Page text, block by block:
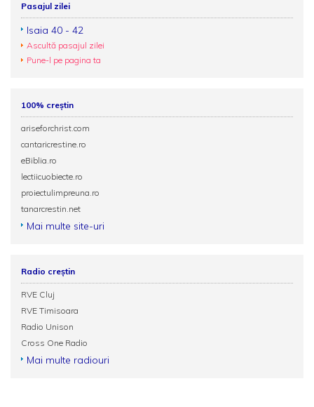
Pasajul zilei
Isaia 40 - 42
Ascultă pasajul zilei
Pune-l pe pagina ta
100% creștin
ariseforchrist.com
cantaricrestine.ro
eBiblia.ro
lectiicuobiecte.ro
proiectulimpreuna.ro
tanarcrestin.net
Mai multe site-uri
Radio creștin
RVE Cluj
RVE Timisoara
Radio Unison
Cross One Radio
Mai multe radiouri